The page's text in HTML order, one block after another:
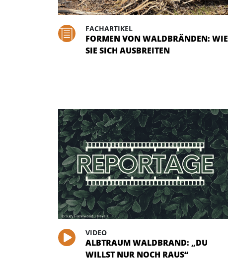
FACHARTIKEL
FORMEN VON WALDBRÄNDEN: WIE
SIE SICH AUSBREITEN
VIDEO
ALBTRAUM WALDBRAND: „DU
WILLST NUR NOCH RAUS“